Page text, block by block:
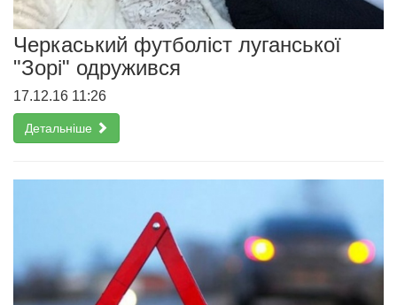
Черкаський футболіст луганської
"Зорі" одружився
17.12.16 11:26
Детальніше